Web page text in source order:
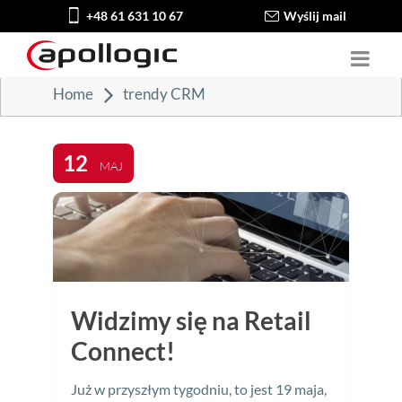
+48 61 631 10 67 Wyślij mail
Home trendy CRM
12 MAJ
Widzimy się na Retail
Connect!
Już w przyszłym tygodniu, to jest 19 maja,